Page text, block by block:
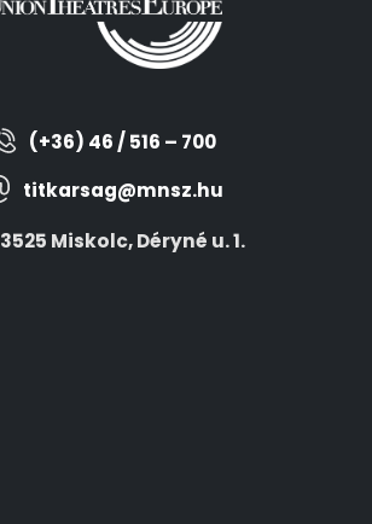
(+36) 46 / 516 – 700
titkarsag@mnsz.hu
3525 Miskolc, Déryné u. 1.